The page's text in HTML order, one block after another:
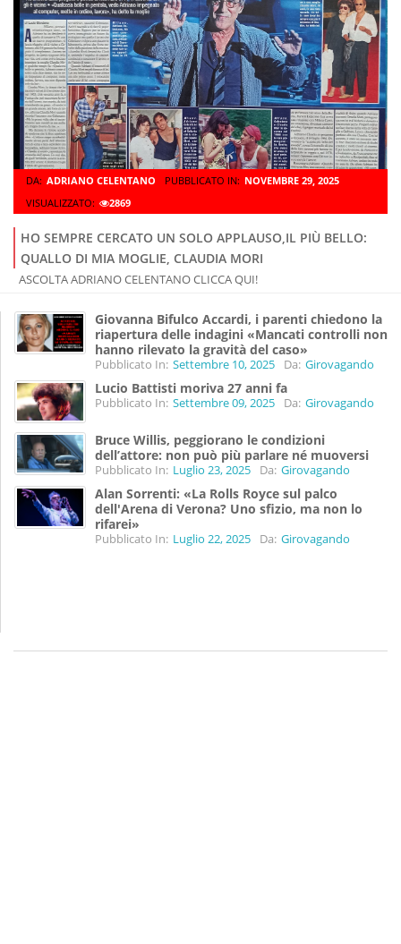
DA: ADRIANO CELENTANO PUBBLICATO IN: NOVEMBRE 29, 2025
VISUALIZZATO:
2869
HO SEMPRE CERCATO UN SOLO APPLAUSO,IL PIÙ BELLO:
QUALLO DI MIA MOGLIE, CLAUDIA MORI
ASCOLTA ADRIANO CELENTANO CLICCA QUI!
Giovanna Bifulco Accardi, i parenti chiedono la
riapertura delle indagini «Mancati controlli non
hanno rilevato la gravità del caso»
Pubblicato In: Settembre 10, 2025 Da: Girovagando
Lucio Battisti moriva 27 anni fa
Pubblicato In: Settembre 09, 2025 Da: Girovagando
Bruce Willis, peggiorano le condizioni
dell’attore: non può più parlare né muoversi
Pubblicato In: Luglio 23, 2025 Da: Girovagando
Alan Sorrenti: «La Rolls Royce sul palco
dell'Arena di Verona? Uno sfizio, ma non lo
rifarei»
Pubblicato In: Luglio 22, 2025 Da: Girovagando